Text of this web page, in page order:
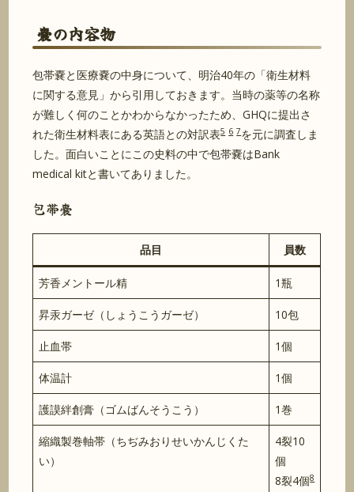
嚢の内容物
包帯嚢と医療嚢の中身について、明治40年の「衛生材料
に関する意見」から引用しておきます。当時の薬等の名称
が難しく何のことかわからなかったため、GHQに提出さ
れた衛生材料表にある英語との対訳表5 6 7を元に調査しま
した。面白いことにこの史料の中で包帯嚢はBank
medical kitと書いてありました。
包帯嚢
品目 員数
芳香メントール精 1瓶
昇汞ガーゼ（しょうこうガーゼ） 10包
止血帯 1個
体温計 1個
護謨絆創膏（ゴムばんそうこう） 1巻
縮織製巻軸帯（ちぢみおりせいかんじくた
い）
4裂10
個
8裂4個8